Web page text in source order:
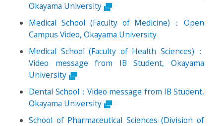
Okayama University
Medical School (Faculty of Medicine)：Open
Campus Video, Okayama University
Medical School (Faculty of Health Sciences)：
Video message from IB Student, Okayama
University
Dental School：Video message from IB Student,
Okayama University
School of Pharmaceutical Sciences (Division of